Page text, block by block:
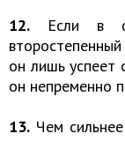
12. Если в
он лишь успеет
он непременно
13. Чем